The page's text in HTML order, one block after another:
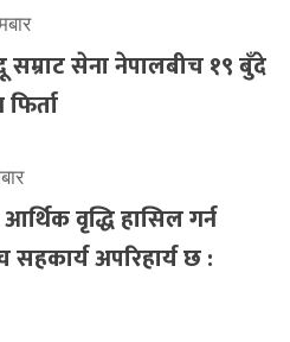
सम्राट सेना नेपालबीच १९ बुँदे
आर्थिक वृद्धि हासिल गर्न
अपरिहार्य छ :